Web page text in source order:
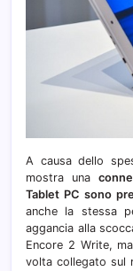
A causa dello
mostra una
Tablet PC sono
anche la stessa
aggancia alla
Encore 2 Write,
volta collegato sul